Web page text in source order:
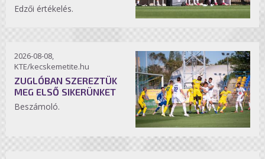
Edzői értékelés.
2026-08-08,
KTE/kecskemetite.hu
ZUGLÓBAN SZEREZTÜK
MEG ELSŐ SIKERÜNKET
Beszámoló.